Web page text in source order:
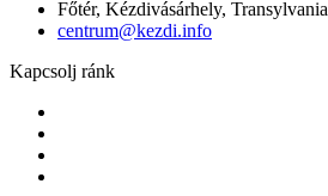
Főtér, Kézdivásárhely, Transylvania
centrum@kezdi.info
Kapcsolj ránk